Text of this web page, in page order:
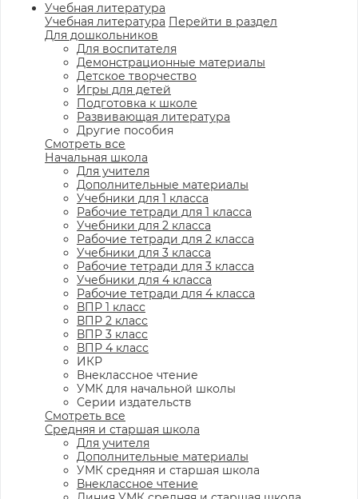
Учебная литература
Учебная литература Перейти в раздел
Для дошкольников
Для воспитателя
Демонстрационные материалы
Детское творчество
Игры для детей
Подготовка к школе
Развивающая литература
Другие пособия
Смотреть все
Начальная школа
Для учителя
Дополнительные материалы
Учебники для 1 класса
Рабочие тетради для 1 класса
Учебники для 2 класса
Рабочие тетради для 2 класса
Учебники для 3 класса
Рабочие тетради для 3 класса
Учебники для 4 класса
Рабочие тетради для 4 класса
ВПР 1 класс
ВПР 2 класс
ВПР 3 класс
ВПР 4 класс
ИКР
Внеклассное чтение
УМК для начальной школы
Серии издательств
Смотреть все
Средняя и старшая школа
Для учителя
Дополнительные материалы
УМК средняя и старшая школа
Внеклассное чтение